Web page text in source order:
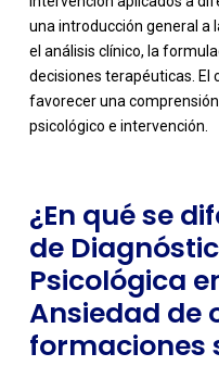
una introducción general a
el análisis clínico, la
decisiones terapéuticas. El
favorecer una
psicológico e intervención.
-
¿En qué se
de
Psicológica
Ansiedad de
formaciones